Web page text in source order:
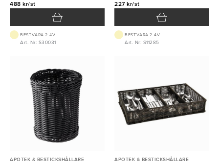
488 kr/st
BEST.VARA 2-4V
Art. Nr: S30031
227 kr/st
BEST.VARA 2-4V
Art. Nr: S11285
APOTEK & BESTICKSHÅLLARE APOTEK & BESTICKSHÅLLARE